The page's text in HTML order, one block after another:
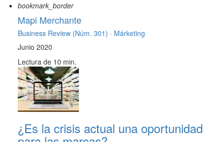
bookmark_border
Mapi Merchante
Business Review (Núm. 301) · Márketing
Junio 2020
Lectura de 10 min.
¿Es la crisis actual una oportunidad